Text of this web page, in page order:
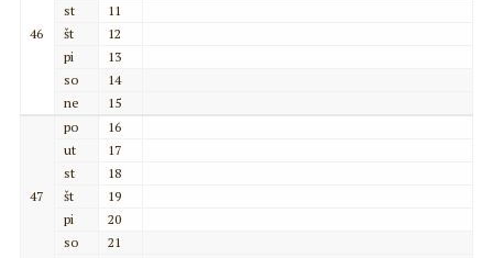
46
st
11
št
12
pi
13
so
14
ne
15
47
po
16
ut
17
st
18
št
19
pi
20
so
21